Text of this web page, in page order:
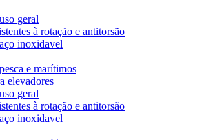
geral
à rotação e antitorsão
inoxidavel
e marítimos
elevadores
geral
à rotação e antitorsão
inoxidavel